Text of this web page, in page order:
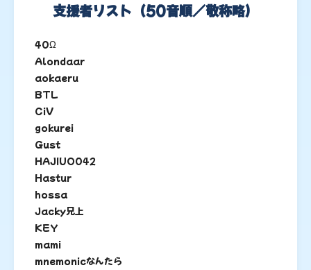
支援者リスト（50音順／敬称略）
40Ω
Alondaar
aokaeru
BTL
CiV
gokurei
Gust
HAJIUO042
Hastur
hossa
Jacky兄上
KEY
mami
mnemonicなんたら